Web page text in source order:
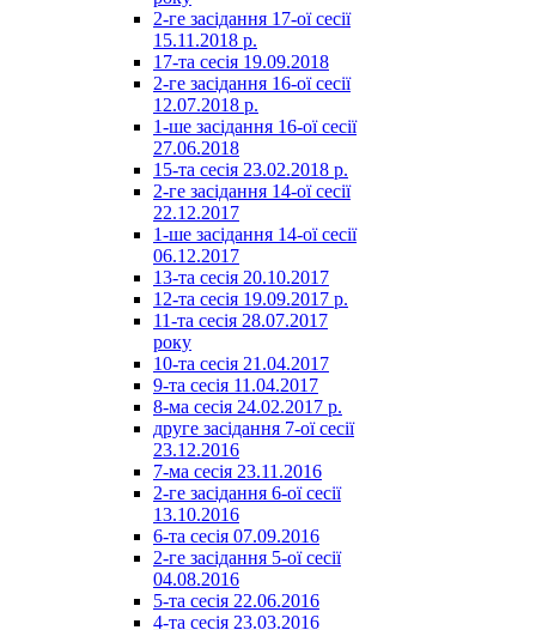
2-ге засідання 17-ої сесії
15.11.2018 р.
17-та сесія 19.09.2018
2-ге засідання 16-ої сесії
12.07.2018 р.
1-ше засідання 16-ої сесії
27.06.2018
15-та сесія 23.02.2018 р.
2-ге засідання 14-ої сесії
22.12.2017
1-ше засідання 14-ої сесії
06.12.2017
13-та сесія 20.10.2017
12-та сесія 19.09.2017 р.
11-та сесія 28.07.2017
року
10-та сесія 21.04.2017
9-та сесія 11.04.2017
8-ма сесія 24.02.2017 р.
друге засідання 7-ої сесії
23.12.2016
7-ма сесія 23.11.2016
2-ге засідання 6-ої сесії
13.10.2016
6-та сесія 07.09.2016
2-ге засідання 5-ої сесії
04.08.2016
5-та сесія 22.06.2016
4-та сесія 23.03.2016